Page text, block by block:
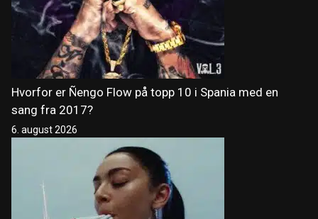
Hvorfor er Ñengo Flow på topp 10 i Spania med en
sang fra 2017?
6. august 2026